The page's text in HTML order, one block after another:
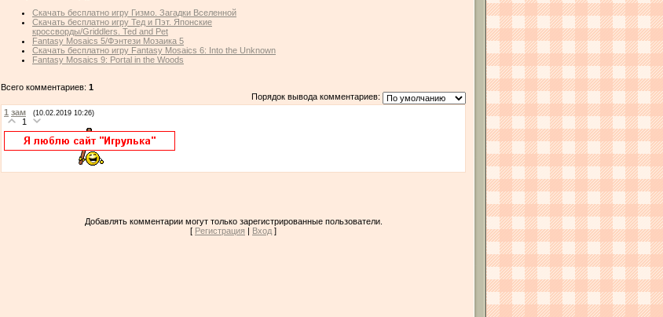
Скачать бесплатно игру Гизмо. Загадки Вселенной
Скачать бесплатно игру Тед и Пэт. Японские
кроссворды/Griddlers. Ted and Pet
Fantasy Mosaics 5/Фэнтези Мозаика 5
Скачать бесплатно игру Fantasy Mosaics 6: Into the Unknown
Fantasy Mosaics 9: Portal in the Woods
Всего комментариев: 1
Порядок вывода комментариев:
1 зам (10.02.2019 10:26)
1
Добавлять комментарии могут только зарегистрированные пользователи.
[ Регистрация | Вход ]